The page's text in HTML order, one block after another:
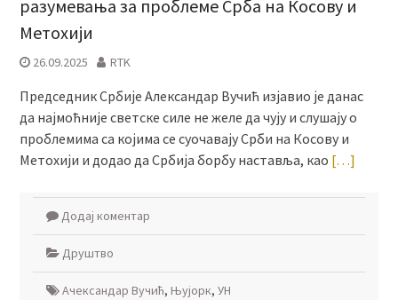
разумевања за проблеме Срба на Косову и
Метохији
26.09.2025 RTK
Председник Србије Александар Вучић изјавио је данас
да најмоћније светске силе не желе да чују и слушају о
проблемима са којима се суочавају Срби на Косову и
Метохији и додао да Србија борбу наставља, као […]
Додај коментар
Друштво
Ачександар Вучић, Њујорк, УН